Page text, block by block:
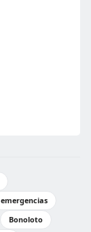
emergencias
Bonoloto